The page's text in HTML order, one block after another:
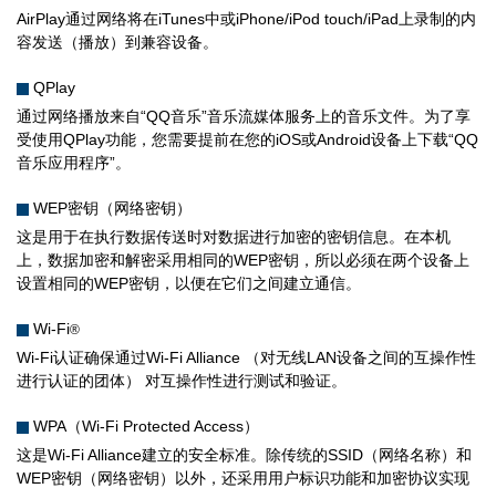
AirPlay通过网络将在iTunes中或iPhone/iPod touch/iPad上录制的内
容发送（播放）到兼容设备。
QPlay
通过网络播放来自“QQ音乐”音乐流媒体服务上的音乐文件。为了享
受使用QPlay功能，您需要提前在您的iOS或Android设备上下载“QQ
音乐应用程序”。
WEP密钥（网络密钥）
这是用于在执行数据传送时对数据进行加密的密钥信息。在本机
上，数据加密和解密采用相同的WEP密钥，所以必须在两个设备上
设置相同的WEP密钥，以便在它们之间建立通信。
Wi-Fi®
Wi-Fi认证确保通过Wi-Fi Alliance （对无线LAN设备之间的互操作性
进行认证的团体） 对互操作性进行测试和验证。
WPA（Wi-Fi Protected Access）
这是Wi-Fi Alliance建立的安全标准。除传统的SSID（网络名称）和
WEP密钥（网络密钥）以外，还采用用户标识功能和加密协议实现